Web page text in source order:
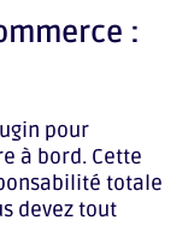
:
pour
à bord. Cette
totale
devez tout